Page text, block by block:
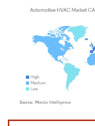
Imagen © Mordor Intelligence.